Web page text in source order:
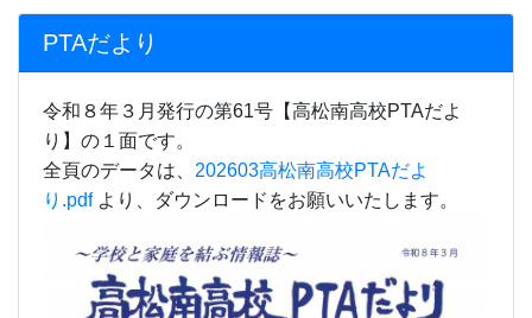
PTAだより
令和８年３月発行の第61号【高松南高校PTAだよ
り】の１面です。
全頁のデータは、 202603高松南高校PTAだよ
り.pdf より、ダウンロードをお願いいたします。